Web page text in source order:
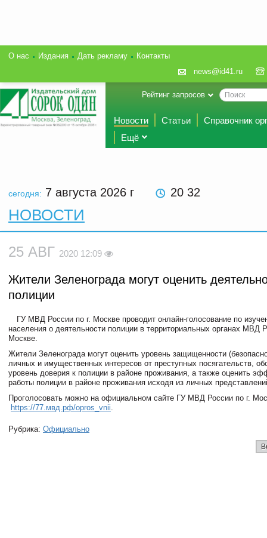
О нас Издания Дать рекламу
Контакты
news@id41.ru
Рейтинг запросов
Новости Статьи
Справочник
Ещё
сегодня: 7 августа 2026 г 20 32
НОВОСТИ
25 АВГ 2020 12:09
Жители Зеленограда могут оценить
полиции
ГУ МВД России по г. Москве проводит онлайн-голосование по
населения о деятельности полиции в территориальных органах МВД
Москве.
Жители Зеленограда могут оценить уровень защищенности
личных и имущественных интересов от преступных посягательств,
уровень доверия к полиции в районе проживания, а также оценить
работы полиции в районе проживания исходя из личных
Проголосовать можно на официальном сайте ГУ МВД России по г.
https://77.мвд.рф/opros_vnii
Рубрика: Официально